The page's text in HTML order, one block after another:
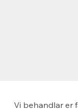
Vi behandlar er